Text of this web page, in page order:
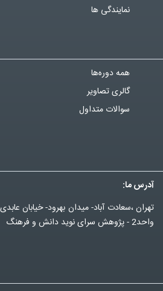
نمایندگی ها
همه دوره‌ها
گالری تصاویر
سوالات متداول
آدرس ما:
واحد2 - پژوهش سرای نوید دانش و فرهنگ